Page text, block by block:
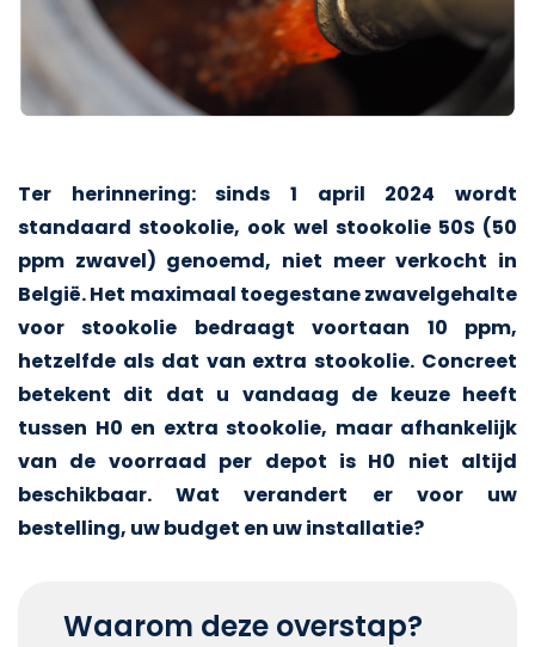
Ter herinnering: sinds 1 april 2024 wordt
standaard stookolie, ook wel stookolie 50S (50
ppm zwavel) genoemd, niet meer verkocht in
België. Het maximaal toegestane zwavelgehalte
voor stookolie bedraagt voortaan 10 ppm,
hetzelfde als dat van extra stookolie. Concreet
betekent dit dat u vandaag de keuze heeft
tussen H0 en extra stookolie, maar afhankelijk
van de voorraad per depot is H0 niet altijd
beschikbaar.
Wat verandert er voor uw
bestelling, uw budget en uw installatie?
Waarom deze overstap?